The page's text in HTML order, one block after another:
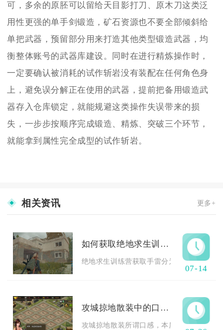
可，多余的原胚可以留给天目影打刀、原木刀这类泛
用性更强的单手剑锻造，矿石资源也不要全部倾斜给
单把武器，预留部分用来打造其他类型锻造武器，均
衡整体账号的武器库建设。同时在进行精炼操作时，
一定要确认被消耗的试作斩岩没有装配在任何角色身
上，避免误分解正在使用的武器，提前把备用锻造武
器存入仓库锁定，就能规避这类操作失误带来的损
失，一步步按顺序完成锻造、精炼、突破三个环节，
就能拿到属性完全成型的试作斩岩。
相关资讯 更多+
如何获取绝地求生训练营手雷的方法
绝地求生训练营获取手雷分为固定物资点
07-14
攻城掠地散装中的口感如何选择
攻城掠地散装所谓口感，本质是散装词条